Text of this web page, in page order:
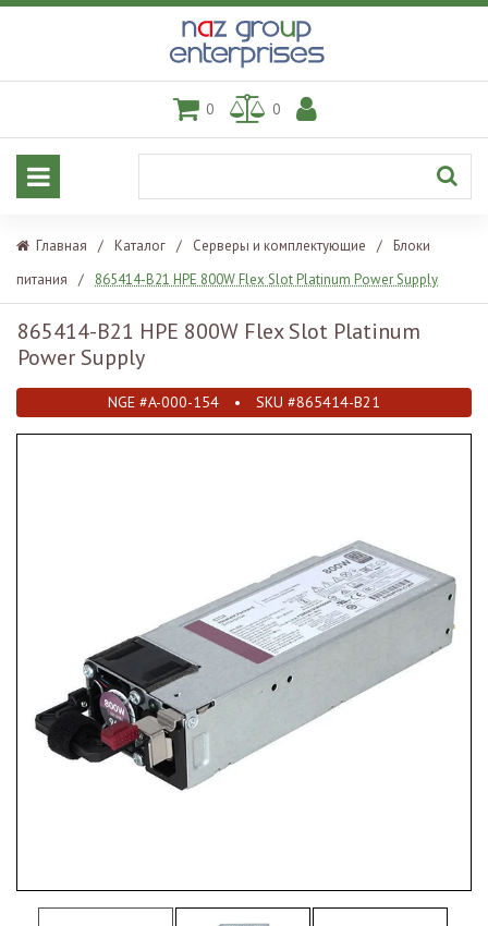
0 0
Главная / Каталог / Серверы и комплектующие /
Блоки
питания
/ 865414-B21 HPE 800W Flex Slot Platinum Power Supply
865414-B21 HPE 800W Flex Slot Platinum
Power Supply
NGE #A-000-154 • SKU #865414-B21